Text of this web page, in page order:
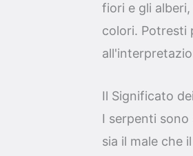
fiori e gli
colori. Potresti
Il Significato
I serpenti
sia il male che